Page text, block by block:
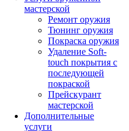
мастерской
Ремонт оружия
Тюнинг оружия
Покраска оружия
Удаление Soft-
touch покрытия с
последующей
покраской
Прейскурант
мастерской
Дополнительные
услуги